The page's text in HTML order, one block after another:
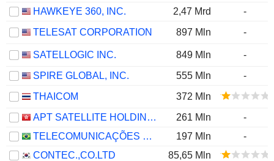
HAWKEYE 360, INC.
2,47 Mrd
-
TELESAT CORPORATION
897 Mln -
SATELLOGIC INC. 849 Mln
-
SPIRE GLOBAL, INC.
555 Mln
-
THAICOM
372 Mln
APT SATELLITE HOLDINGS LIMITED
261 Mln
-
TELECOMUNICAÇÕES BRASILEIRAS S.A. - TELEBRAS
197 Mln
-
CONTEC.,CO.LTD
85,65 Mln